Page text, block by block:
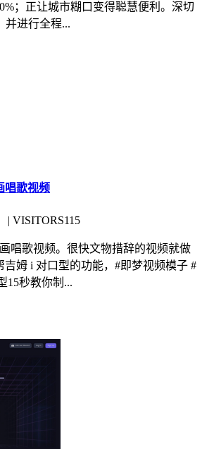
；正让城市糊口变得聪慧便利。深切
并进行全程...
唱歌视频
| VISITORS115
唱歌视频。很快文物措辞的视频就做
姆 i 对口型的功能，#即梦视频模子 #
15秒教你制...